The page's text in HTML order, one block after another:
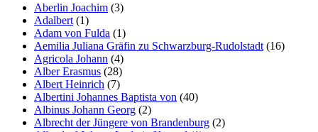
Aberlin Joachim (3)
Adalbert (1)
Adam von Fulda (1)
Aemilia Juliana Gräfin zu Schwarzburg-Rudolstadt (16)
Agricola Johann (4)
Alber Erasmus (28)
Albert Heinrich (7)
Albertini Johannes Baptista von (40)
Albinus Johann Georg (2)
Albrecht der Jüngere von Brandenburg (2)